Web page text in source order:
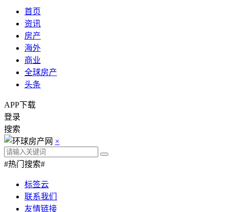
首页
资讯
房产
海外
商业
全球房产
头条
APP下载
登录
搜索
×
#热门搜索#
标签云
联系我们
友情链接